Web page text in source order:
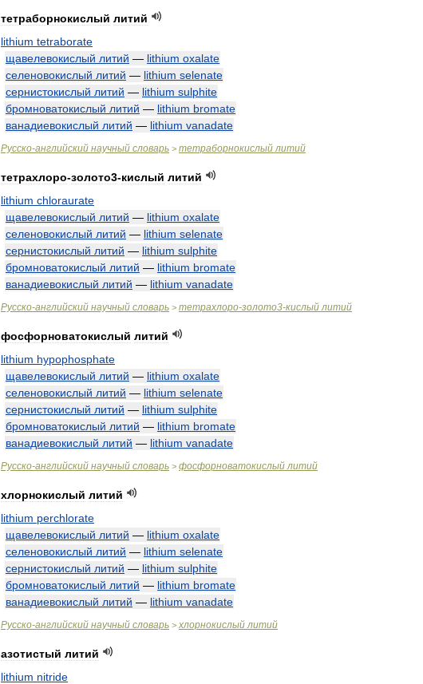
тетраборнокислый литий
lithium tetraborate
щавелевокислый литий — lithium oxalate
селеновокислый литий — lithium selenate
сернистокислый литий — lithium sulphite
бромноватокислый литий — lithium bromate
ванадиевокислый литий — lithium vanadate
Русско-английский научный словарь > тетраборнокислый литий
тетрахлоро-золото3-кислый литий
lithium chloraurate
щавелевокислый литий — lithium oxalate
селеновокислый литий — lithium selenate
сернистокислый литий — lithium sulphite
бромноватокислый литий — lithium bromate
ванадиевокислый литий — lithium vanadate
Русско-английский научный словарь > тетрахлоро-золото3-кислый литий
фосфорноватокислый литий
lithium hypophosphate
щавелевокислый литий — lithium oxalate
селеновокислый литий — lithium selenate
сернистокислый литий — lithium sulphite
бромноватокислый литий — lithium bromate
ванадиевокислый литий — lithium vanadate
Русско-английский научный словарь > фосфорноватокислый литий
хлорнокислый литий
lithium perchlorate
щавелевокислый литий — lithium oxalate
селеновокислый литий — lithium selenate
сернистокислый литий — lithium sulphite
бромноватокислый литий — lithium bromate
ванадиевокислый литий — lithium vanadate
Русско-английский научный словарь > хлорнокислый литий
азотистый литий
lithium nitride